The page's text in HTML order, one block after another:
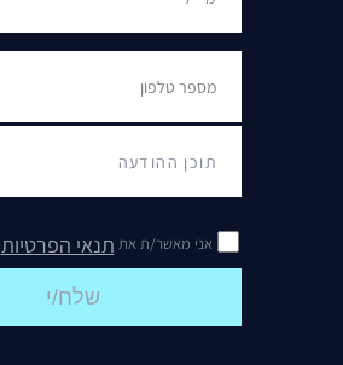
אני מאשר/ת את תנאי הפרטיות
שלח/י